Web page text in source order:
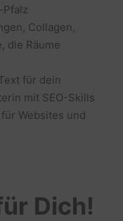
Pfalz
Collagen,
die Räume
für dein
mit SEO-Skills
Websites und
Dich!